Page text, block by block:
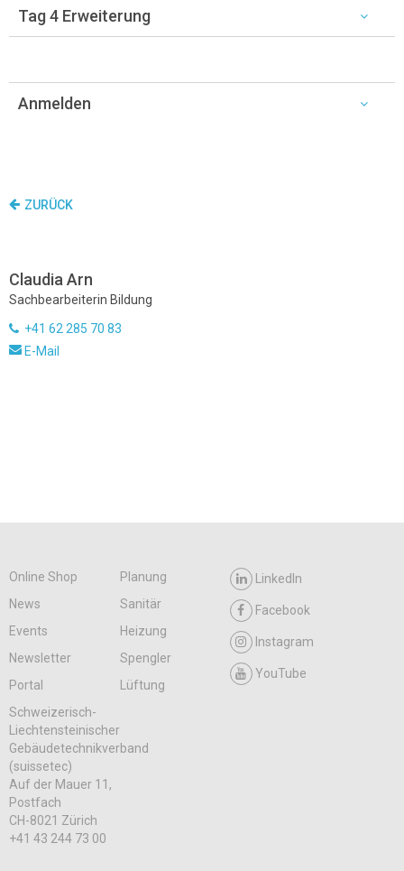
Tag 4 Erweiterung
Anmelden
ZURÜCK
Claudia Arn
Sachbearbeiterin Bildung
+41 62 285 70 83
E-Mail
Online Shop
Planung
News
Sanitär
Events
Heizung
Newsletter
Spengler
Portal
Lüftung
LinkedIn
Facebook
Instagram
YouTube
Schweizerisch-
Liechtensteinischer
Gebäudetechnikverband
(suissetec)
Auf der Mauer 11,
Postfach
CH-8021 Zürich
+41 43 244 73 00